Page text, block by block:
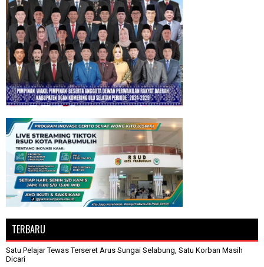
TERBARU
Satu Pelajar Tewas Terseret Arus Sungai Selabung, Satu Korban Masih
Dicari